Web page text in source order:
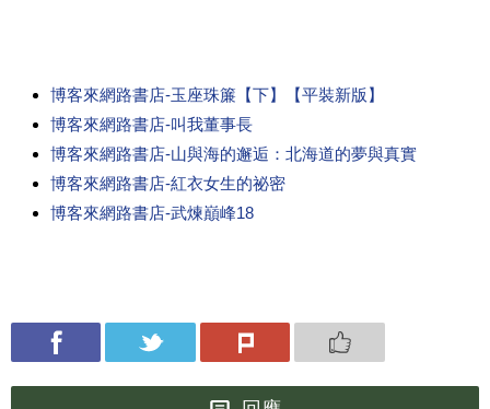
博客來網路書店-玉座珠簾【下】【平裝新版】
博客來網路書店-叫我董事長
博客來網路書店-山與海的邂逅：北海道的夢與真實
博客來網路書店-紅衣女生的祕密
博客來網路書店-武煉巔峰18